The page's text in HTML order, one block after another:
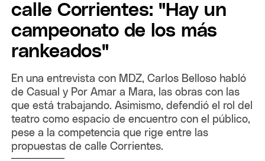
calle Corrientes: "Hay un
campeonato de los más
rankeados"
En una entrevista con MDZ, Carlos Belloso habló
de Casual y Por Amar a Mara, las obras con las
que está trabajando. Asimismo, defendió el rol del
teatro como espacio de encuentro con el público,
pese a la competencia que rige entre las
propuestas de calle Corrientes.